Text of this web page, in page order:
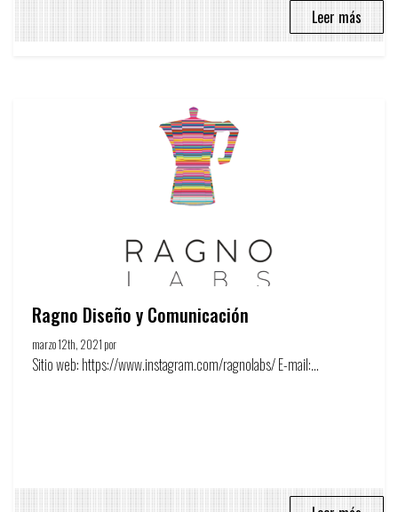
Leer más
Ragno Diseño y Comunicación
marzo 12th, 2021 por
Sitio web: https://www.instagram.com/ragnolabs/ E-mail:...